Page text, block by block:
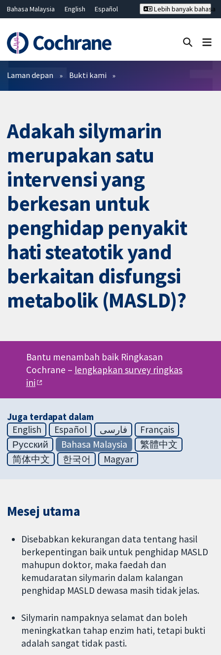
Bahasa Malaysia English
Español
Hrvatski
Deutsch ไทย
繁體中文
简体中文
Lebih banyak bahasa
Penapis
Laman depan Bukti kami
Adakah silymarin
merupakan satu
intervensi yang
berkesan untuk
penghidap penyakit
hati steatotik yand
berkaitan disfungsi
metabolik (MASLD)?
Bantu menambah baik Ringkasan
Cochrane – lengkapkan survey ringkas
ini
Juga terdapat dalam
English
Español فارسی
Français
Русский
Bahasa Malaysia
繁體中文
简体中文
한국어 Magyar
Mesej utama
Disebabkan kekurangan data tentang hasil
berkepentingan baik untuk penghidap MASLD
mahupun doktor, maka faedah dan
kemudaratan silymarin dalam kalangan
penghidap MASLD dewasa masih tidak jelas.
Silymarin nampaknya selamat dan boleh
meningkatkan tahap enzim hati, tetapi bukti
adalah sangat tidak pasti.